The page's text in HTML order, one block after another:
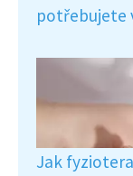
potřebujete
Jak